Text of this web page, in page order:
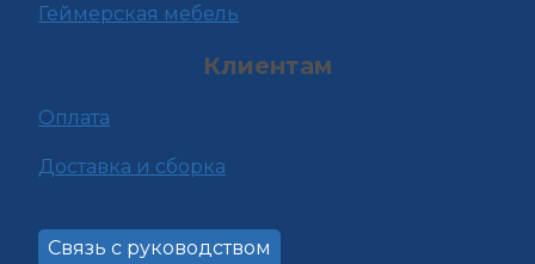
Геймерская мебель
Клиентам
Оплата
Доставка и сборка
Связь с руководством